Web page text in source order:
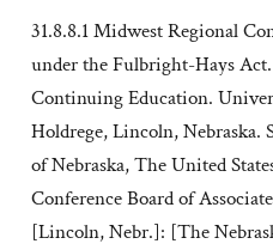
31.8.8.1 Midwest Regional
under the Fulbright-Hays
Continuing Education.
Holdrege, Lincoln, Nebraska.
of Nebraska, The United
Conference Board of
[Lincoln, Nebr.]: [The